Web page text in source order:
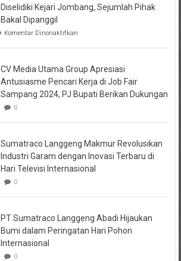
Serukan
Diselidiki Kejari Jombang, Sejumlah Pihak
Bakal Dipanggil
Komentar Dinonaktifkanpada
Masalah
KPRI
Sejahtera
Diselidiki
Kejari
Pihak
Dipanggil
CV Media Utama Group Apresiasi
Antusiasme Pencari Kerja di Job Fair
Sampang 2024, PJ Bupati Berikan Dukungan
0
Sumatraco Langgeng Makmur Revolusikan
Industri Garam dengan Inovasi Terbaru di
Hari Televisi Internasional
0
PT Sumatraco Langgeng Abadi Hijaukan
Bumi dalam Peringatan Hari Pohon
Internasional
0